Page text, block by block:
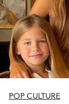
POP CULTURE